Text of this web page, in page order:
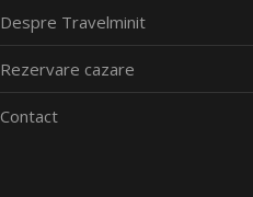
Despre Travelminit
Rezervare cazare
Contact